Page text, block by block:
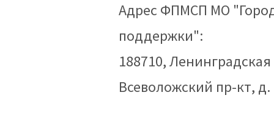
Адрес ФПМСП МО
поддержки":
188710,
Всеволожский пр-кт, д.